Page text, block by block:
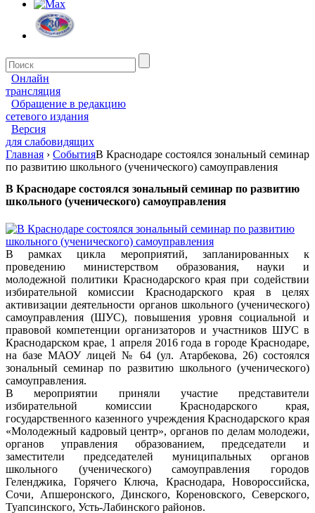
Онлайн
трансляция
Обращение в редакцию
сетевого издания
Версия
для слабовидящих
Главная › СобытияВ Краснодаре состоялся зональный семинар
по развитию школьного (ученического) самоуправления
В Краснодаре состоялся зональный семинар по развитию
школьного (ученического) самоуправления
В рамках цикла мероприятий, запланированных к
проведению министерством образования, науки и
молодежной политики Краснодарского края при содействии
избирательной комиссии Краснодарского края в целях
активизации деятельности органов школьного (ученического)
самоуправления (ШУС), повышения уровня социальной и
правовой компетенции организаторов и участников ШУС в
Краснодарском крае, 1 апреля 2016 года в городе Краснодаре,
на базе МАОУ лицей № 64 (ул. Атарбекова, 26) состоялся
зональный семинар по развитию школьного (ученического)
самоуправления.
В мероприятии приняли участие представители
избирательной комиссии Краснодарского края,
государственного казенного учреждения Краснодарского края
«Молодежный кадровый центр», органов по делам молодежи,
органов управления образованием, председатели и
заместители председателей муниципальных органов
школьного (ученического) самоуправления городов
Геленджика, Горячего Ключа, Краснодара, Новороссийска,
Сочи, Апшеронского, Динского, Кореновского, Северского,
Туапсинского, Усть-Лабинского районов.